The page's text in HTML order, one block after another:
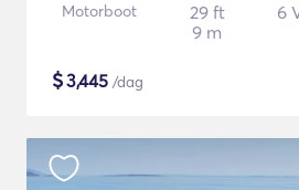
Motorboot
29 ft
9 m
6
$3,445 /dag